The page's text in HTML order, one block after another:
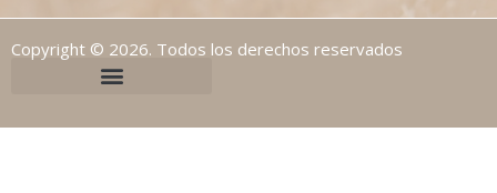
Copyright © 2026. Todos los derechos reservados